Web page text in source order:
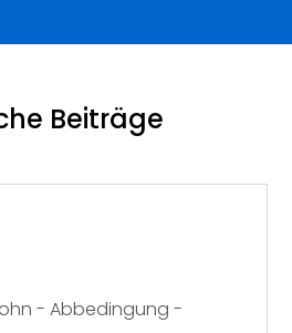
Beiträge
- Abbedingung -